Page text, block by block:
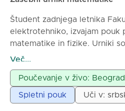
Študent zadnjega letnika
elektrotehniko, izvajam pouk
matematike in fizike. Urniki
osebno, odvisno od dogovora.
Več...
Poučevanje v živo:
Spletni pouk Uči v: